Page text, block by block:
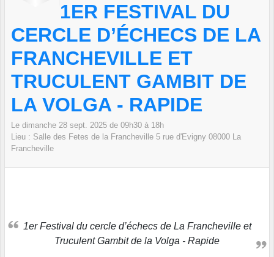
1ER FESTIVAL DU
CERCLE D’ÉCHECS DE LA
FRANCHEVILLE ET
TRUCULENT GAMBIT DE
LA VOLGA - RAPIDE
Le dimanche 28 sept. 2025 de 09h30 à 18h
Lieu : Salle des Fetes de la Francheville 5 rue d'Evigny 08000 La
Francheville
1er Festival du cercle d’échecs de La Francheville et
Truculent Gambit de la Volga - Rapide